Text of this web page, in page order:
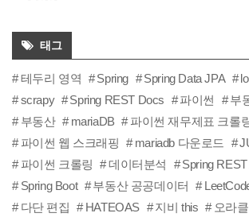
태그
테두리 영역 Spring Spring Data JPA
scrapy
Spring REST Docs 파이썬
부
부동산
mariaDB
파이썬 재무제표 크롤
파이썬 웹 스크래핑
mariadb 다운로드
파이썬 크롤링
데이터분석 Spring
Spring Boot
부동산 공공데이터
다단 편집
HATEOAS 지비 this
오라